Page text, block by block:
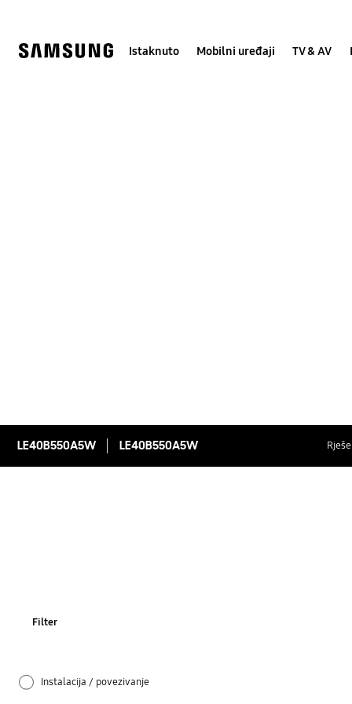
help
Istaknuto Mobilni uređaji TV & AV
LE40B550A5W LE40B550A5W
Filter
Instalacija / povezivanje